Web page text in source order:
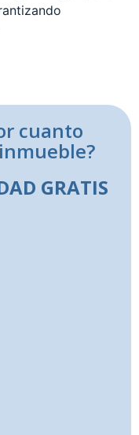
cuanto
GRATIS